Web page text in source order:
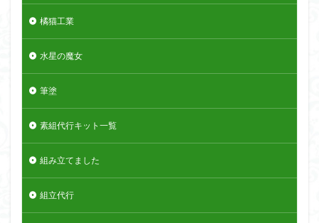
橘猫工業
水星の魔女
筆塗
素組代行キット一覧
組み立てました
組立代行